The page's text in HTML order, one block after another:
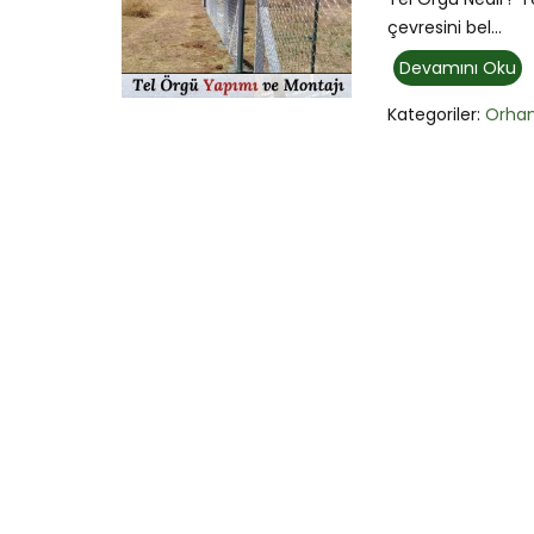
çevresini bel...
Devamını Oku
Kategoriler: